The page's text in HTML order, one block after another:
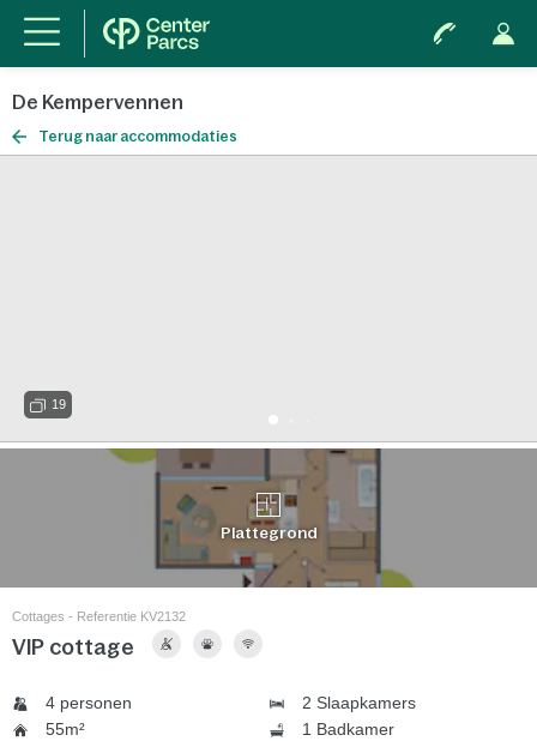
De Kempervennen
Terug naar accommodaties
19
Plattegrond
Cottages - Referentie KV2132
VIP cottage
4 personen
2 Slaapkamers
55m²
1 Badkamer